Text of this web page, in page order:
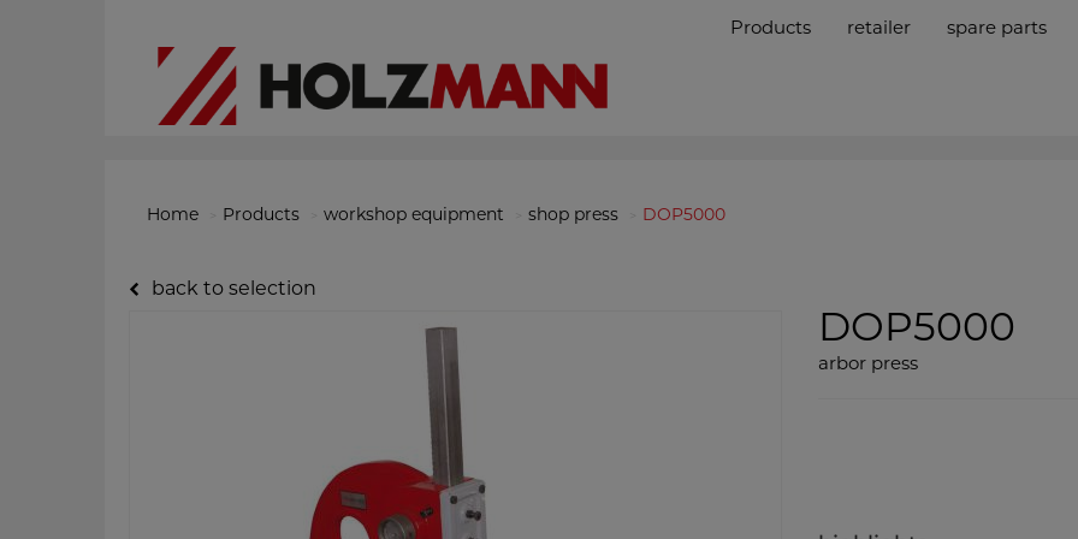
Products retailer spare parts
Home Products workshop equipment shop press DOP5000
back to selection
DOP5000
arbor press